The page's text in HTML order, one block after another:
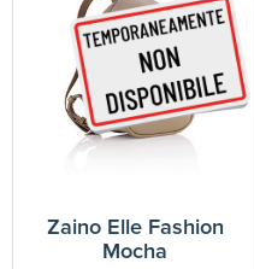
Zaino Elle Fashion
Mocha